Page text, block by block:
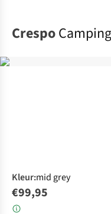
Crespo
Kleur:mid grey
€99,95